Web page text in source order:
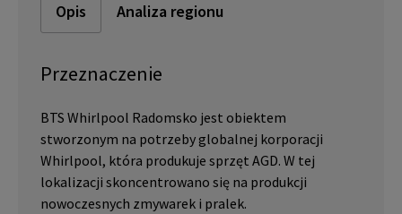
Opis Analiza regionu
Przeznaczenie
BTS Whirlpool Radomsko jest obiektem
stworzonym na potrzeby globalnej korporacji
Whirlpool, która produkuje sprzęt AGD. W tej
lokalizacji skoncentrowano się na produkcji
nowoczesnych zmywarek i pralek.